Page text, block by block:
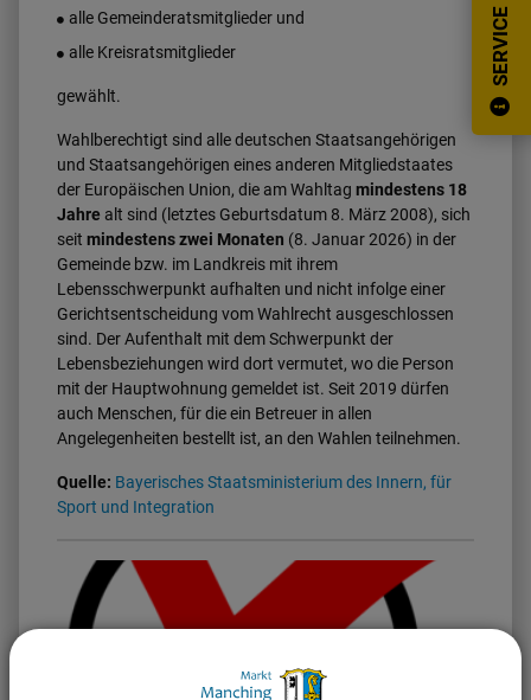
Ortsrecht
Historie
Stellenanzeigen
SERVICE
alle Gemeinderatsmitglieder und
alle Kreisratsmitglieder
gewählt.
Wahlberechtigt sind alle deutschen Staatsangehörigen
und Staatsangehörigen eines anderen Mitgliedstaates
der Europäischen Union, die am Wahltag mindestens 18
Jahre alt sind (letztes Geburtsdatum 8. März 2008), sich
seit mindestens zwei Monaten (8. Januar 2026) in der
Gemeinde bzw. im Landkreis mit ihrem
Lebensschwerpunkt aufhalten und nicht infolge einer
Gerichtsentscheidung vom Wahlrecht ausgeschlossen
sind. Der Aufenthalt mit dem Schwerpunkt der
Lebensbeziehungen wird dort vermutet, wo die Person
mit der Hauptwohnung gemeldet ist. Seit 2019 dürfen
auch Menschen, für die ein Betreuer in allen
Angelegenheiten bestellt ist, an den Wahlen teilnehmen.
Quelle: Bayerisches Staatsministerium des Innern, für
Sport und Integration